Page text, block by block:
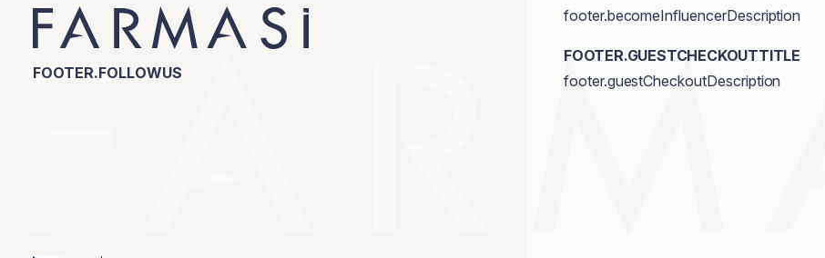
FOOTER.FOLLOWUS
footer.becomeInfluencerDescription
FOOTER.GUESTCHECKOUTTITLE
footer.guestCheckoutDescription